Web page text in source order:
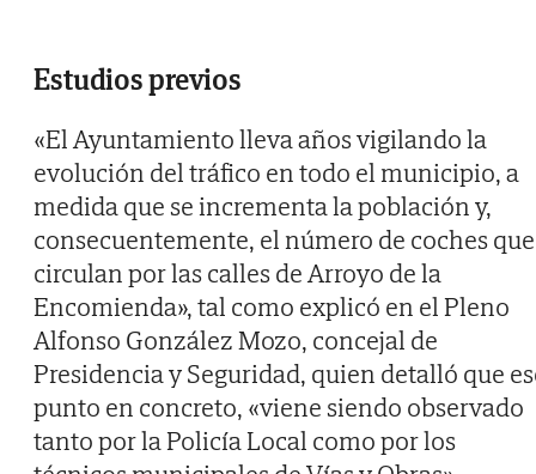
Estudios previos
«El Ayuntamiento lleva años vigilando la
evolución del tráfico en todo el municipio, a
medida que se incrementa la población y,
consecuentemente, el número de coches que
circulan por las calles de Arroyo de la
Encomienda», tal como explicó en el Pleno
Alfonso González Mozo, concejal de
Presidencia y Seguridad, quien detalló que
punto en concreto, «viene siendo observado
tanto por la Policía Local como por los